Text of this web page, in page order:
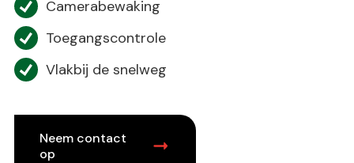
Camerabewaking
Toegangscontrole
Vlakbij de snelweg
Neem contact
op